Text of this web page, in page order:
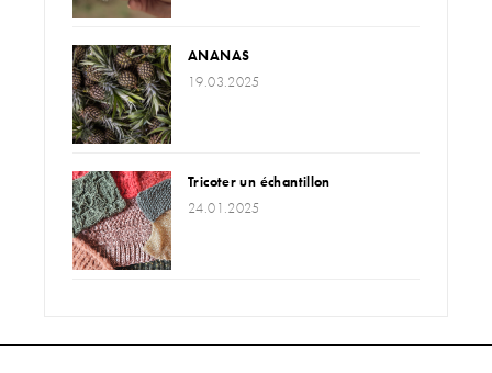
ANANAS
19.03.2025
Tricoter un échantillon
24.01.2025